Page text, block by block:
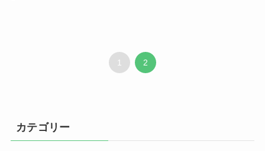
1 2
カテゴリー